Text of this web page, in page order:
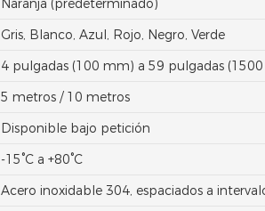
Naranja (predeterminado)
Gris, Blanco, Azul, Rojo, Negro, Verde
4 pulgadas (100 mm) a 59 pulgadas
5 metros / 10 metros
Disponible bajo petición
-15°C a +80°C
Acero inoxidable 304, espaciados a